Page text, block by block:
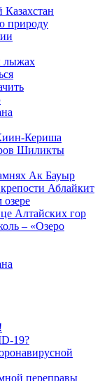
природу
лыжах
Кериша
Шиликты
Ак Бауыр
Аблайкит
Алтайских гор
– «Озеро
19?
переправы